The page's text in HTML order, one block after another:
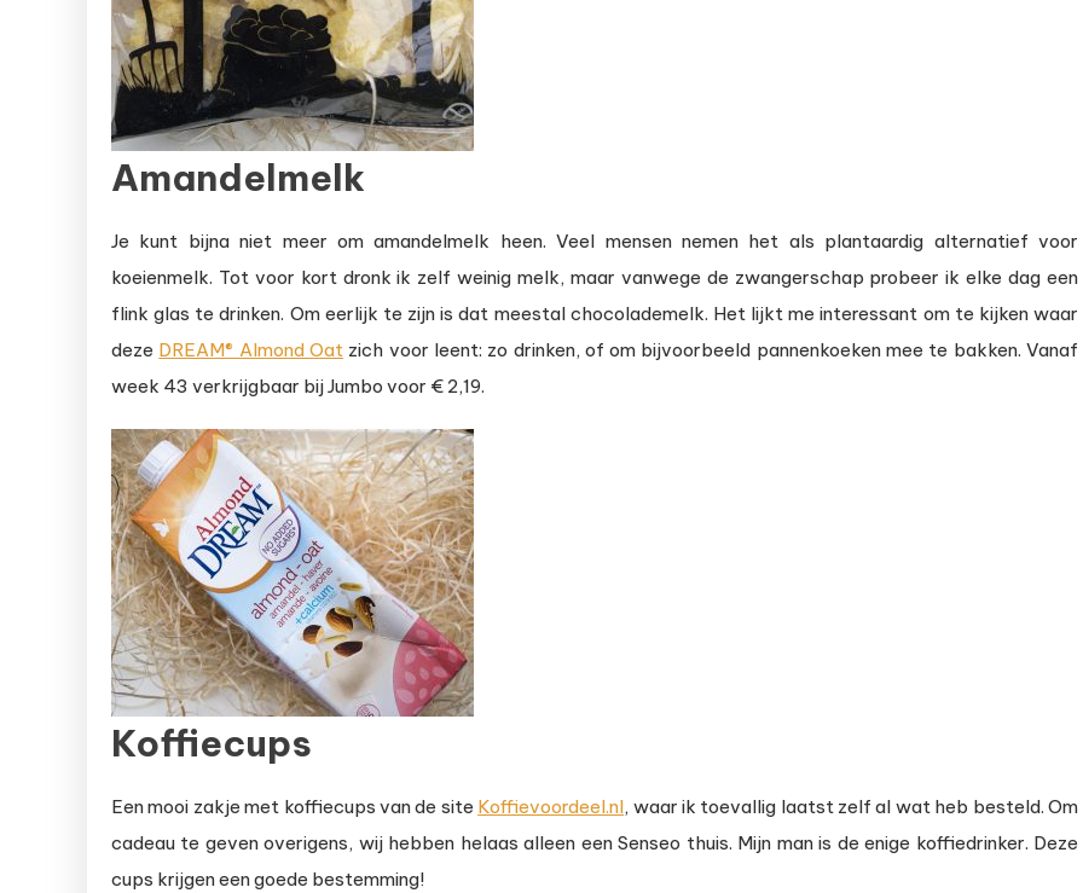
Amandelmelk
Je kunt bijna niet meer om amandelmelk heen. Veel mensen nemen het als plantaardig alternatief voor
koeienmelk. Tot voor kort dronk ik zelf weinig melk, maar vanwege de zwangerschap probeer ik elke dag een
flink glas te drinken. Om eerlijk te zijn is dat meestal chocolademelk. Het lijkt me interessant om te kijken waar
deze DREAM® Almond Oatzich voor leent: zo drinken, of om bijvoorbeeld pannenkoeken mee te bakken. Vanaf
week 43 verkrijgbaar bij Jumbo voor € 2,19.
Koffiecups
Een mooi zakje met koffiecups van de site Koffievoordeel.nl, waar ik toevallig laatst zelf al wat heb besteld. Om
cadeau te geven overigens, wij hebben helaas alleen een Senseo thuis. Mijn man is de enige koffiedrinker. Deze
cups krijgen een goede bestemming!